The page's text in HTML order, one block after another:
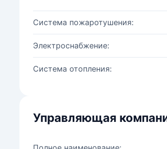
Система пожаротушения:
Электроснабжение:
Система отопления:
Управляющая